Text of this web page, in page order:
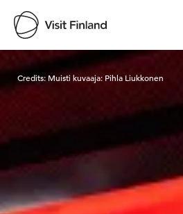
Visit Finland
Credits: Muisti kuvaaja: Pihla Liukkonen